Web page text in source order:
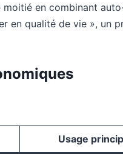
en combinant
en qualité de vie », un
Usage